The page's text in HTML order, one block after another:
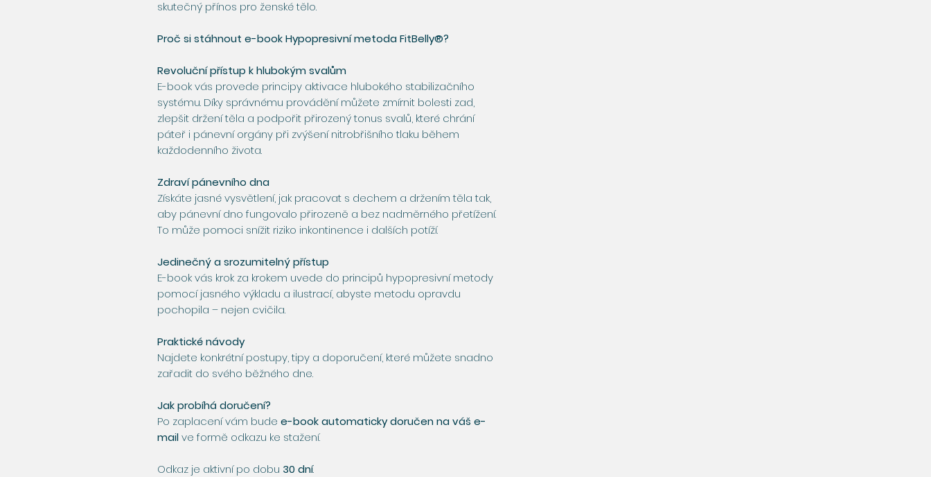
skutečný přínos pro ženské tělo.
Proč si stáhnout e-book Hypopresivní metoda FitBelly®?
Revoluční přístup k hlubokým svalům
E-book vás provede principy aktivace hlubokého stabilizačního
systému. Díky správnému provádění můžete zmírnit bolesti zad,
zlepšit držení těla a podpořit přirozený tonus svalů, které chrání
páteř i pánevní orgány při zvýšení nitrobřišního tlaku během
každodenního života.
Zdraví pánevního dna
Získáte jasné vysvětlení, jak pracovat s dechem a držením těla tak,
aby pánevní dno fungovalo přirozeně a bez nadměrného přetížení.
To může pomoci snížit riziko inkontinence i dalších potíží.
Jedinečný a srozumitelný přístup
E-book vás krok za krokem uvede do principů hypopresivní metody
pomocí jasného výkladu a ilustrací, abyste metodu opravdu
pochopila – nejen cvičila.
Praktické návody
Najdete konkrétní postupy, tipy a doporučení, které můžete snadno
zařadit do svého běžného dne.
Jak probíhá doručení?
Po zaplacení vám bude e-book automaticky doručen na váš e-
mail ve formě odkazu ke stažení.
Odkaz je aktivní po dobu 30 dní.